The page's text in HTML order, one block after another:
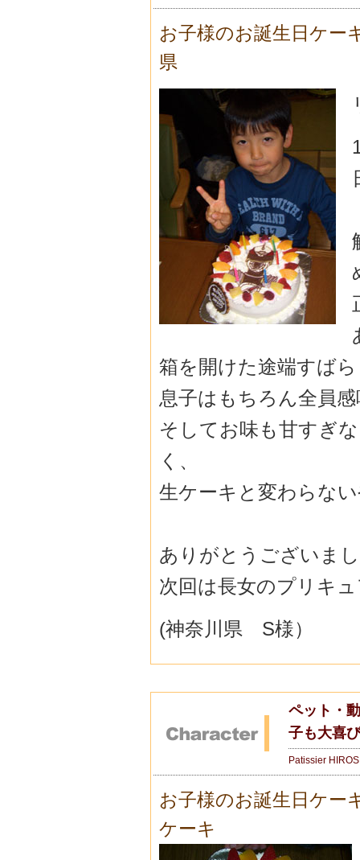
お子様のお誕生日ケー
県
箱を開けた途端すば
息子はもちろん全員
そしてお味も甘すぎ
く、
生ケーキと変わらな
ありがとうございま
次回は長女のプリキ
(神奈川県 S様）
ペット・
子も大喜
Patissier
お子様のお誕生日ケー
ケーキ